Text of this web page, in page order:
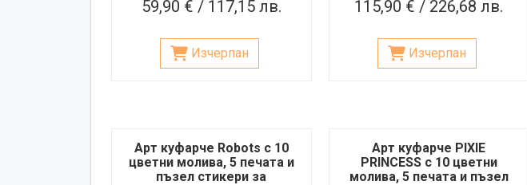
59,90 € / 117,15 лв.
Изчерпан
115,90 € / 226,68 лв.
Изчерпан
Арт куфарче Robots с 10
цветни молива, 5 печата и
пъзел стикери за
Арт куфарче PIXIE
PRINCESS с 10 цветни
молива, 5 печата и пъзел